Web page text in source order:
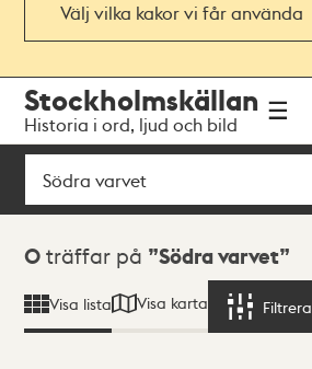
Välj vilka kakor vi får använda
navigationen
huvudinnehållet
Stockholmskällan
Historia i ord, ljud och bild
Sök
Sökresultat
0 träffar på Södra varvet
Visa lista Visa karta Filtrera